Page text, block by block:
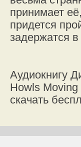
принимает
придется
задержатся
Аудиокнигу
Howls
скачать